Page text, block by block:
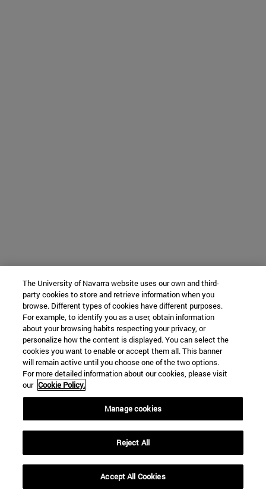
The University of Navarra website uses our own and third-
party cookies to store and retrieve information when you
browse. Different types of cookies have different purposes.
For example, to identify you as a user, obtain information
about your browsing habits respecting your privacy, or
personalize how the content is displayed. You can select the
cookies you want to enable or accept them all. This banner
will remain active until you choose one of the two options.
For more detailed information about our cookies, please visit
our Cookie Policy.
Manage cookies
Reject All
Accept All Cookies